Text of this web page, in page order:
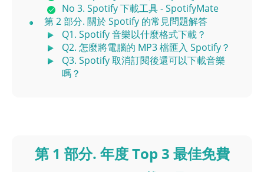
No 3. Spotify 下載工具 - SpotifyMate
第 2 部分. 關於 Spotify 的常見問題解答
Q1. Spotify 音樂以什麼格式下載？
Q2. 怎麼將電腦的 MP3 檔匯入 Spotify？
Q3. Spotify 取消訂閱後還可以下載音樂
嗎？
第 1 部分. 年度 Top 3 最佳免費